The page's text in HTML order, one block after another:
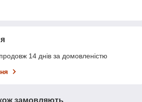
14 днів за домовленістю
замовляють